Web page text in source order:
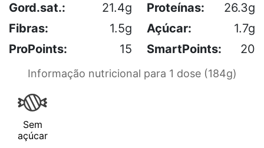
Gord.sat.:
21.4g Proteínas:
26.3g
Fibras:
1.5g Açúcar:
1.7g
ProPoints:
15 SmartPoints: 20
Informação nutricional para 1 dose (184g)
Sem
açúcar